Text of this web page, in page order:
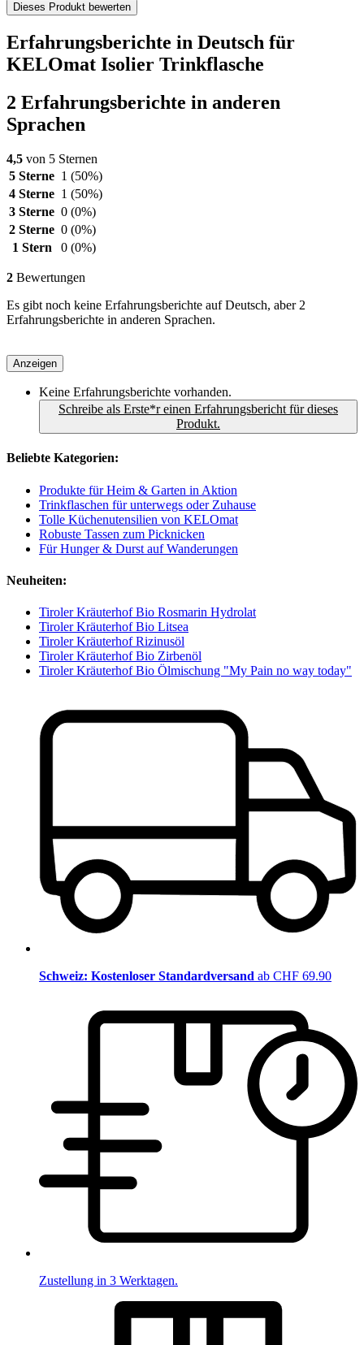
Dieses Produkt bewerten
Erfahrungsberichte in Deutsch für
KELOmat Isolier Trinkflasche
2 Erfahrungsberichte in anderen
Sprachen
4,5 von 5 Sternen
5 Sterne 1 (50%)
4 Sterne 1 (50%)
3 Sterne 0 (0%)
2 Sterne 0 (0%)
1 Stern
0 (0%)
2 Bewertungen
Es gibt noch keine Erfahrungsberichte auf Deutsch, aber 2
Erfahrungsberichte in anderen Sprachen.
Anzeigen
Keine Erfahrungsberichte vorhanden.
Schreibe als Erste*r einen Erfahrungsbericht für dieses
Produkt.
Beliebte Kategorien:
Produkte für Heim & Garten in Aktion
Trinkflaschen für unterwegs oder Zuhause
Tolle Küchenutensilien von KELOmat
Robuste Tassen zum Picknicken
Für Hunger & Durst auf Wanderungen
Neuheiten:
Tiroler Kräuterhof Bio Rosmarin Hydrolat
Tiroler Kräuterhof Bio Litsea
Tiroler Kräuterhof Rizinusöl
Tiroler Kräuterhof Bio Zirbenöl
Tiroler Kräuterhof Bio Ölmischung "My Pain no way today"
Schweiz: Kostenloser Standardversand ab CHF 69.90
Zustellung in 3 Werktagen.